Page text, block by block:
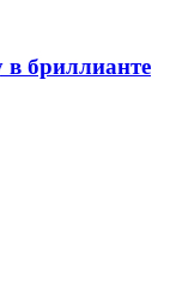
бриллианте